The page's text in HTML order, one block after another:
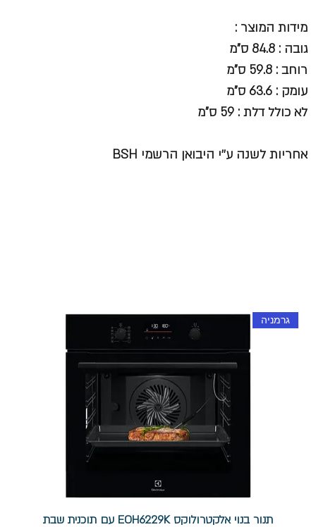
מידות המוצר :
גובה : 84.8 ס"מ
רוחב : 59.8 ס"מ
עומק : 63.6 ס"מ
לא כולל דלת : 59 ס"מ
אחריות לשנה ע׳׳י היבואן הרשמי BSH
גרמניה
תנור בנוי אלקטרולוקס EOH6229K עם תוכנית שבת